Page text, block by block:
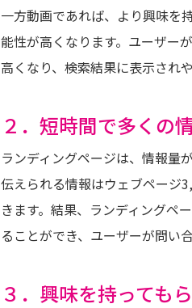
一方動画であれば、より興味を
能性が高くなります。ユーザー
高くなり、検索結果に表示され
２．短時間で多くの
ランディングページは、情報量
伝えられる情報はウェブページ
きます。結果、ランディングペ
ることができ、ユーザーが問い
３．興味を持っても